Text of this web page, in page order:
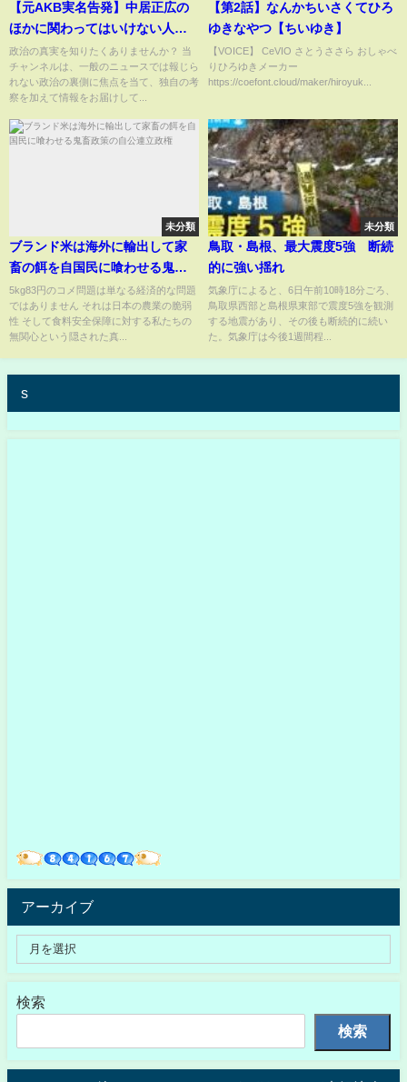
【元AKB実名告発】中居正広の
ほかに関わってはいけない人物
に挙げられた芸能人とは！？
【業界の闇を暴露】
政治の真実を知りたくありませんか？ 当
チャンネルは、一般のニュースでは報じら
れない政治の裏側に焦点を当て、独自の考
察を加えて情報をお届けして...
【第2話】なんかちいさくてひろ
ゆきなやつ【ちいゆき】
【VOICE】 CeVIO さとうささら おしゃべ
りひろゆきメーカー
https://coefont.cloud/maker/hiroyuk...
未分類
ブランド米は海外に輸出して家
畜の餌を自国民に喰わせる鬼畜
政策の自公連立政権
5kg83円のコメ問題は単なる経済的な問題
ではありません それは日本の農業の脆弱
性 そして食料安全保障に対する私たちの
無関心という隠された真...
未分類
鳥取・島根、最大震度5強 断続
的に強い揺れ
気象庁によると、6日午前10時18分ごろ、
鳥取県西部と島根県東部で震度5強を観測
する地震があり、その後も断続的に続い
た。気象庁は今後1週間程...
s
アーカイブ
検索
検索